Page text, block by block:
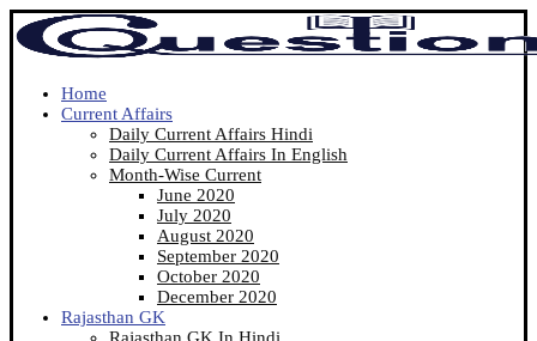
Home
Current Affairs
Daily Current Affairs Hindi
Daily Current Affairs In English
Month-Wise Current
June 2020
July 2020
August 2020
September 2020
October 2020
December 2020
Rajasthan GK